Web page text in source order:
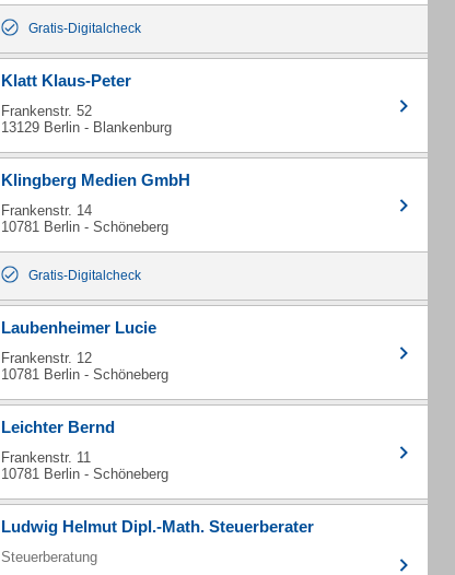
Gratis-Digitalcheck
Klatt Klaus-Peter
Frankenstr. 52
13129 Berlin - Blankenburg
Klingberg Medien GmbH
Frankenstr. 14
10781 Berlin - Schöneberg
Gratis-Digitalcheck
Laubenheimer Lucie
Frankenstr. 12
10781 Berlin - Schöneberg
Leichter Bernd
Frankenstr. 11
10781 Berlin - Schöneberg
Ludwig Helmut Dipl.-Math. Steuerberater
Steuerberatung